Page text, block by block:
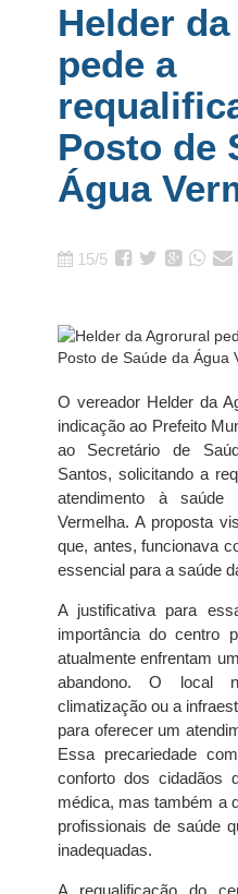
Helder
pede a
Posto de
Água
15/5
O vereador Helder da
indicação ao Prefeito
ao Secretário de
Santos, solicitando a
atendimento à
Vermelha. A proposta
que, antes, funcionava
essencial para a saúde
A justificativa para
importância do centro
atualmente enfrentam
abandono. O local
climatização ou a
para oferecer um
Essa precariedade
conforto dos cidadãos
médica, mas também a
profissionais de saúde
inadequadas.
A requalificação do